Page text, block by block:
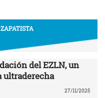
del EZLN, un
ultraderecha
27/11/2025